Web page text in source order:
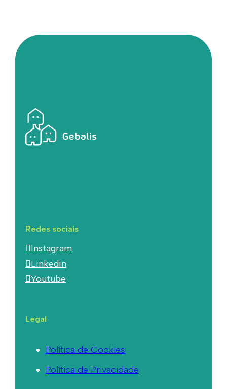
Redes sociais
Instagram
Linkedin
Youtube
Legal
Política de Cookies
Política de Privacidade